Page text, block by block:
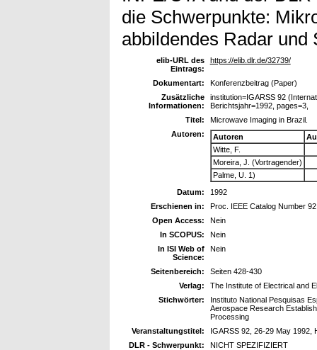
die Schwerpunkte:
abbildendes Radar
elib-URL des
Eintrags:
https://elib.dlr.de/32739/
Dokumentart:
Konferenzbeitrag (Paper)
Zusätzliche
Informationen:
institution=IGARSS 92
Berichtsjahr=1992, pages=3,
Titel:
Microwave Imaging in Brazil.
Autoren:
Autoren
Witte, F.
Moreira, J. (Vortragender)
Palme, U. 1)
Datum:
1992
Erschienen in:
Proc. IEEE Catalog Number
Open Access:
Nein
In SCOPUS:
Nein
In ISI Web of
Science:
Nein
Seitenbereich:
Seiten 428-430
Verlag:
The Institute of Electrical and
Stichwörter:
Instituto National Pesquisas
Aerospace Research
Processing
Veranstaltungstitel:
IGARSS 92, 26-29 May 1992,
DLR - Schwerpunkt:
NICHT SPEZIFIZIERT